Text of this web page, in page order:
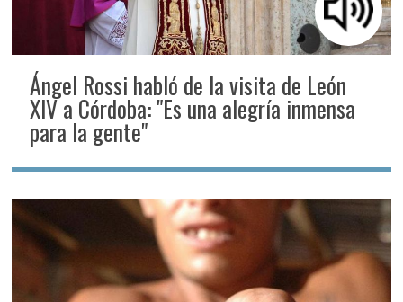
Ángel Rossi habló de la visita de León
XIV a Córdoba: "Es una alegría inmensa
para la gente"